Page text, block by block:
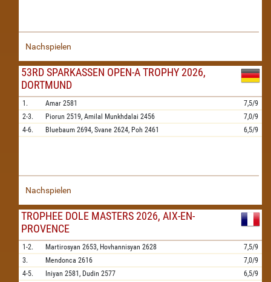
Nachspielen
53RD SPARKASSEN OPEN-A TROPHY 2026,
DORTMUND
1. Amar 2581
7,5/9
2-3.
Piorun 2519, Amilal Munkhdalai 2456
7,0/9
4-6.
Bluebaum 2694, Svane 2624, Poh 2461 6,5/9
Nachspielen
TROPHEE DOLE MASTERS 2026, AIX-EN-
PROVENCE
1-2. Martirosyan 2653, Hovhannisyan 2628
7,5/9
3.
Mendonca 2616
7,0/9
4-5.
Iniyan 2581, Dudin 2577 6,5/9